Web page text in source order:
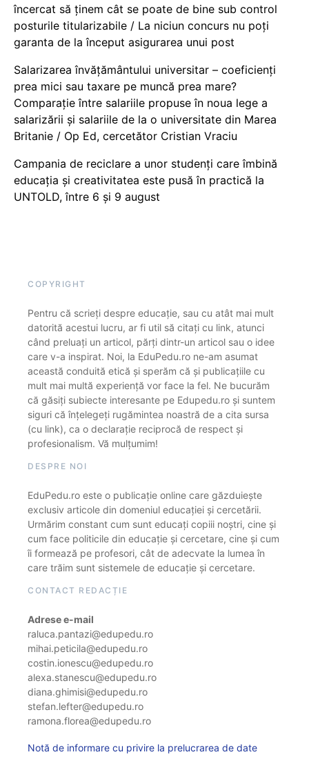
încercat să ținem cât se poate de bine sub control
posturile titularizabile / La niciun concurs nu poți
garanta de la început asigurarea unui post
Salarizarea învățământului universitar – coeficienți
prea mici sau taxare pe muncă prea mare?
Comparație între salariile propuse în noua lege a
salarizării și salariile de la o universitate din Marea
Britanie / Op Ed, cercetător Cristian Vraciu
Campania de reciclare a unor studenți care îmbină
educația și creativitatea este pusă în practică la
UNTOLD, între 6 și 9 august
COPYRIGHT
Pentru că scrieți despre educație, sau cu atât mai mult
datorită acestui lucru, ar fi util să citați cu link, atunci
când preluați un articol, părți dintr-un articol sau o idee
care v-a inspirat. Noi, la EduPedu.ro ne-am asumat
această conduită etică și sperăm că și publicațiile cu
mult mai multă experiență vor face la fel. Ne bucurăm
că găsiți subiecte interesante pe Edupedu.ro și suntem
siguri că înțelegeți rugămintea noastră de a cita sursa
(cu link), ca o declarație reciprocă de respect și
profesionalism. Vă mulțumim!
DESPRE NOI
EduPedu.ro este o publicație online care găzduiește
exclusiv articole din domeniul educației și cercetării.
Urmărim constant cum sunt educați copiii noștri, cine și
cum face politicile din educație și cercetare, cine și cum
îi formează pe profesori, cât de adecvate la lumea în
care trăim sunt sistemele de educație și cercetare.
CONTACT REDACȚIE
Adrese e-mail
raluca.pantazi@edupedu.ro
mihai.peticila@edupedu.ro
costin.ionescu@edupedu.ro
alexa.stanescu@edupedu.ro
diana.ghimisi@edupedu.ro
stefan.lefter@edupedu.ro
ramona.florea@edupedu.ro
Notă de informare cu privire la prelucrarea de date